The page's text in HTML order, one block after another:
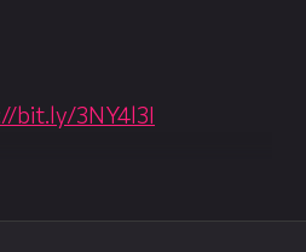
bit.ly/3NY4l3I
news